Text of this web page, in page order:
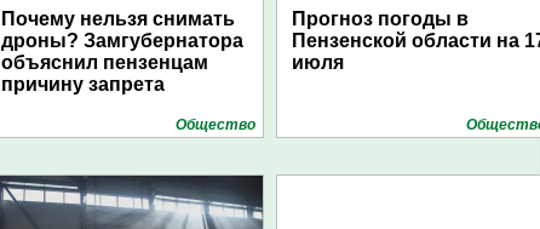
Почему нельзя снимать
дроны? Замгубернатора
объяснил пензенцам
причину запрета
Общество
Прогноз погоды в
Пензенской области на
июля